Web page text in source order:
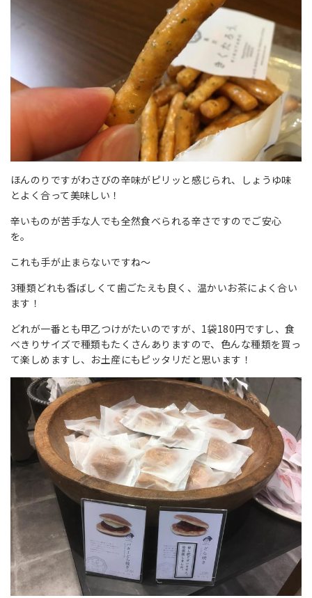
ほんのりですがわさびの辛味がピリッと感じられ、しょうゆ味
とよく合って美味しい！
辛いものが苦手な人でも全然食べられる辛さですのでご安心
を。
これも手が止まらないですね～
3種類どれも香ばしくて歯ごたえも良く、温かいお茶によく合い
ます！
どれが一番とも甲乙つけがたいのですが、1袋180円ですし、食
べきりサイズで種類もたくさんありますので、色んな種類を買っ
て楽しめますし、お土産にもピッタリだと思います！